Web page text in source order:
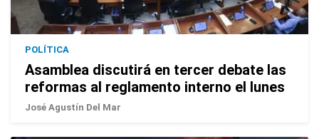
POLÍTICA
Asamblea discutirá en tercer debate las
reformas al reglamento interno el lunes
José Agustín Del Mar